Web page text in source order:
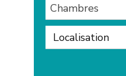
Chambres
Localisation